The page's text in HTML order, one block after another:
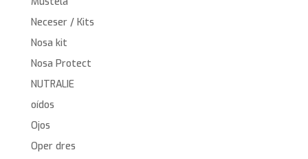
Neceser / Kits
Nosa kit
Nosa Protect
NUTRALIE
oídos
Ojos
Oper dres